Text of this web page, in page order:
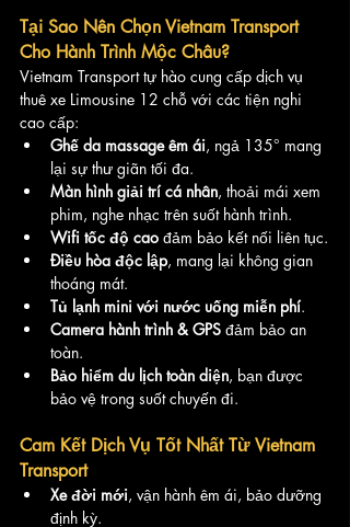
Tại Sao Nên Chọn Vietnam Transport
Cho Hành Trình Mộc Châu?
Vietnam Transport tự hào cung cấp dịch vụ
thuê xe Limousine 12 chỗ với các tiện nghi
cao cấp:
Ghế da massage êm ái, ngả 135° mang
lại sự thư giãn tối đa.
Màn hình giải trí cá nhân, thoải mái xem
phim, nghe nhạc trên suốt hành trình.
Wifi tốc độ cao đảm bảo kết nối liên tục.
Điều hòa độc lập, mang lại không gian
thoáng mát.
Tủ lạnh mini với nước uống miễn phí.
Camera hành trình & GPS đảm bảo an
toàn.
Bảo hiểm du lịch toàn diện, bạn được
bảo vệ trong suốt chuyến đi.
Cam Kết Dịch Vụ Tốt Nhất Từ Vietnam
Transport
Xe đời mới, vận hành êm ái, bảo dưỡng
định kỳ.